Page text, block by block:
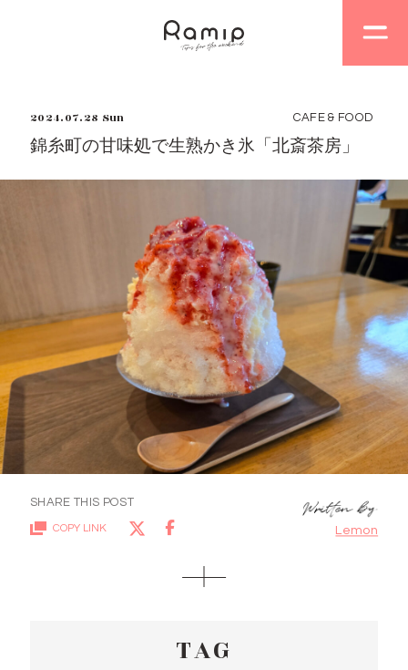
錦糸町の甘味処で生熟かき氷「北斎茶房」
2024.07.28 Sun CAFE & FOOD
SHARE THIS POST
COPY LINK Lemon
TAG